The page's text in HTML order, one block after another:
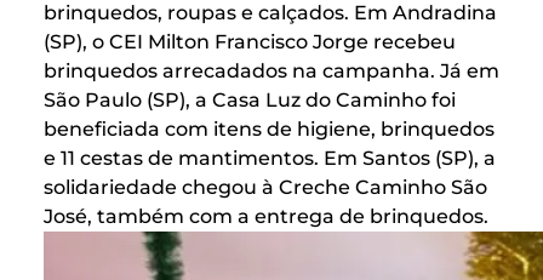
brinquedos, roupas e calçados. Em Andradina
(SP), o CEI Milton Francisco Jorge recebeu
brinquedos arrecadados na campanha. Já em
São Paulo (SP), a Casa Luz do Caminho foi
beneficiada com itens de higiene, brinquedos
e 11 cestas de mantimentos. Em Santos (SP), a
solidariedade chegou à Creche Caminho São
José, também com a entrega de brinquedos.